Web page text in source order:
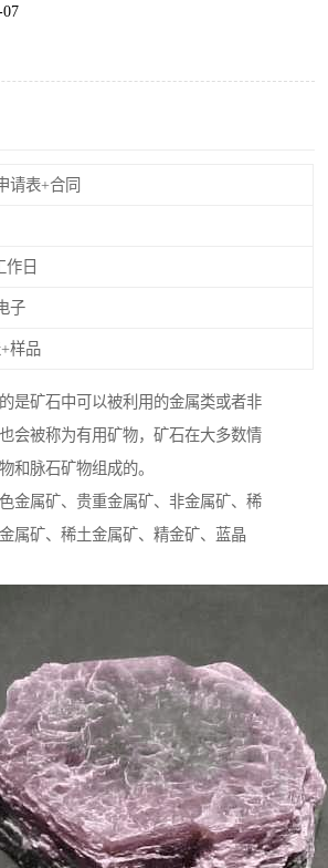
07
请表+合同
作日
子
样品
是矿石中可以被利用的金属类或者非
会被称为有用矿物，矿石在大多数情
和脉石矿物组成的。
金属矿、贵重金属矿、非金属矿、稀
属矿、稀土金属矿、精金矿、蓝晶